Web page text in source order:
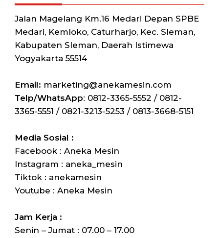
Jalan Magelang Km.16 Medari Depan SPBE
Medari, Kemloko, Caturharjo, Kec. Sleman,
Kabupaten Sleman, Daerah Istimewa
Yogyakarta 55514
Email: marketing@anekamesin.com
Telp/WhatsApp: 0812-3365-5552 / 0812-
3365-5551 / 0821-3213-5253 / 0813-3668-5151
Media Sosial :
Facebook : Aneka Mesin
Instagram : aneka_mesin
Tiktok : anekamesin
Youtube : Aneka Mesin
Jam Kerja :
Senin – Jumat : 07.00 – 17.00